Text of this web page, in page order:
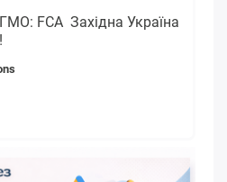
FCA Західна Україна